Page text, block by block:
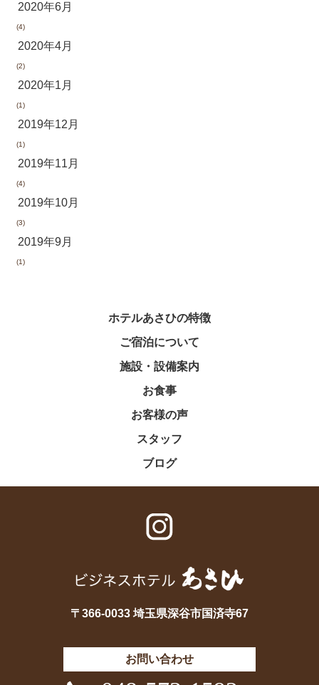
2020年6月
(4)
2020年4月
(2)
2020年1月
(1)
2019年12月
(1)
2019年11月
(4)
2019年10月
(3)
2019年9月
(1)
ホテルあさひの特徴
ご宿泊について
施設・設備案内
お食事
お客様の声
スタッフ
ブログ
〒366-0033 埼玉県深谷市国済寺67
お問い合わせ